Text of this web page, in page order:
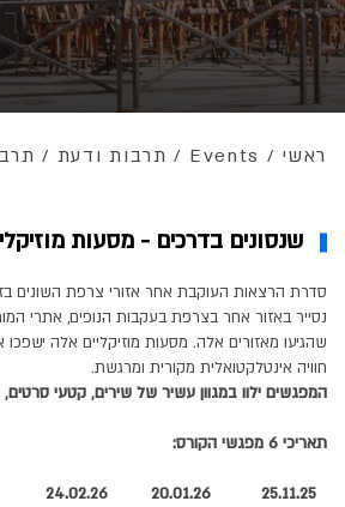
ראשי /
Events
/ תרבות ודעת /
שנסונים בדרכים - מסעות
סדרת הרצאות העוקבת אחר אזורי צרפת השונים
נסייר באזור אחר בצרפת בעקבות הנופים, אתרי
שהגיעו מאזורים אלה. מסעות מוזיקליים אלה
חוויה אינטלקטואלית מקורית ומרגשת.
המפגשים ילוו במגוון עשיר של שירים, קטעי
תאריכי 6 מפגשי הקורס:
25.11.25
20.01.26
24.02.26